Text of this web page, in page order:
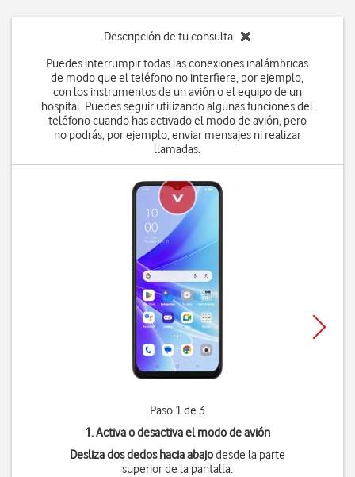
Descripción de tu consulta
Puedes interrumpir todas las conexiones inalámbricas
de modo que el teléfono no interfiere, por ejemplo,
con los instrumentos de un avión o el equipo de un
hospital. Puedes seguir utilizando algunas funciones del
teléfono cuando has activado el modo de avión, pero
no podrás, por ejemplo, enviar mensajes ni realizar
llamadas.
Paso 1 de 3
1. Activa o desactiva el modo de avión
Desliza dos dedos hacia abajodesde la parte
superior de la pantalla.